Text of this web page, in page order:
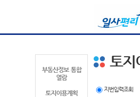
부동산정보 통합
열람
토지이용계획
토지
지번입력조회